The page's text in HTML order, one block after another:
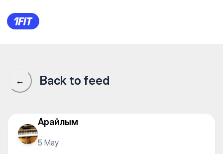
Үйдің жанынан зал
← Back to feed
Арайлым
5 May